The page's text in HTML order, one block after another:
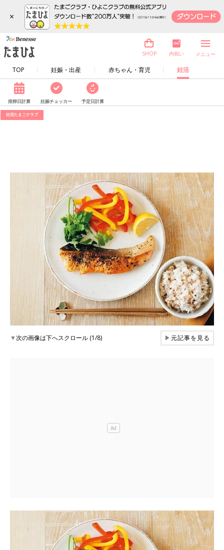
×
TOP 妊娠・出産 赤ちゃん・育児 妊活
SHOP 内祝い メニュー
排卵日計算 妊娠チェッカー 予定日計算
妊活たまごクラブ
▼次の画像は下へスクロール (1/8) ▶元記事を見る